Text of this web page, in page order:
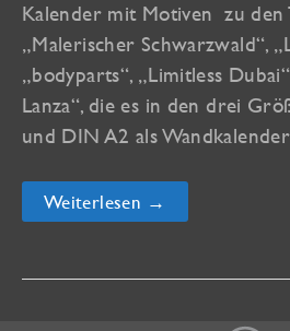
Kalender mit Motiven zu den
„Malerischer Schwarzwald“,
„bodyparts“, „Limitless
Lanza“, die es in den drei
und DIN A2 als
Meine
Kalender
bei
Weiterlesen →